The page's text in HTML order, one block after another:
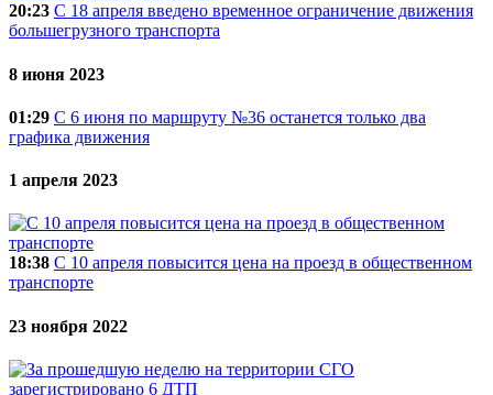
20:23 C 18 апреля введено временное ограничение движения
большегрузного транспорта
8 июня 2023
01:29 С 6 июня по маршруту №36 останется только два
графика движения
1 апреля 2023
18:38 С 10 апреля повысится цена на проезд в общественном
транспорте
23 ноября 2022